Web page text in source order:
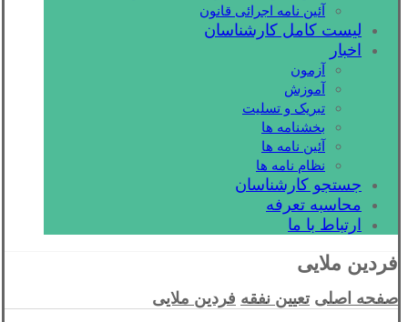
آئین نامه اجرائی قانون
لیست کامل کارشناسان
اخبار
آزمون
آموزش
تبریک و تسلیت
بخشنامه ها
آئین نامه ها
نظام نامه ها
جستجو کارشناسان
محاسبه تعرفه
ارتباط با ما
فردین ملایی
صفحه اصلی تعیین نفقه فردین ملایی